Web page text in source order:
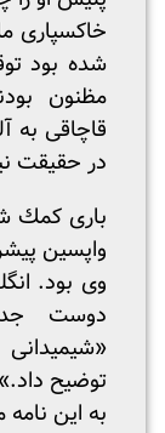
خاکسپاری
شده بود
مظنون
قاچاقی به
در حقیقت
باری کمك
واپسین
وی بود.
دوست
«شیمیدانی
توضیح داد.»
به این